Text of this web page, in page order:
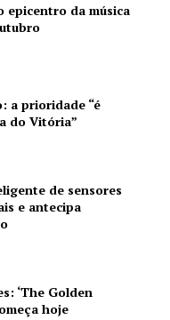
epicentro da música
a prioridade “é
do Vitória”
de sensores
e antecipa
‘The Golden
hoje